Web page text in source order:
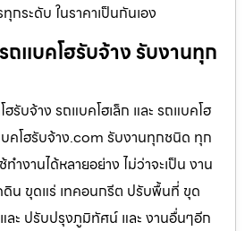
กระดับ ในราคาเป็นกันเอง
ถแบคโฮรับจ้าง รับงานทุก
ฮรับจ้าง รถแบคโฮเล็ก และ รถแบคโฮ
คโฮรับจ้าง.com รับงานทุกชนิด ทุก
ทำงานได้หลายอย่าง ไม่ว่าจะเป็น งาน
น ขุดแร่ เทคอนกรีต ปรับพื้นที่ ขุด
ละ ปรับปรุงภูมิทัศน์ และ งานอื่นๆอีก